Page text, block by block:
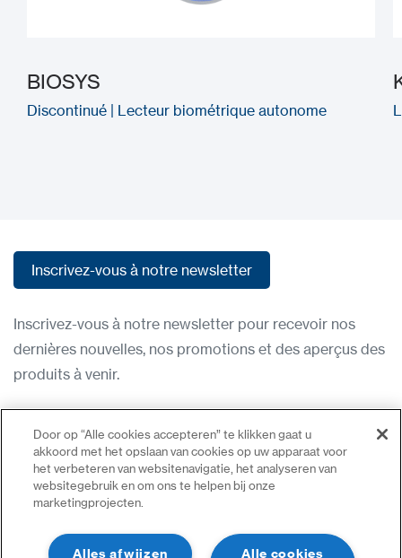
BIOSYS
Discontinué | Lecteur biométrique autonome
Inscrivez-vous à notre newsletter
Inscrivez-vous à notre newsletter pour recevoir nos
dernières nouvelles, nos promotions et des aperçus des
produits à venir.
Condititions d'utilisation
Politique de confidentialité
Nous contacter
Se connecter
Plan du site
Door op “Alle cookies accepteren” te klikken gaat u
akkoord met het opslaan van cookies op uw apparaat voor
het verbeteren van websitenavigatie, het analyseren van
websitegebruik en om ons te helpen bij onze
marketingprojecten.
Alle cookies
Alles afwijzen